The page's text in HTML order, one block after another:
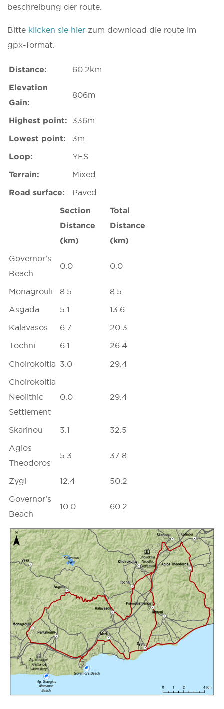
beschreibung der route.
Bitte klicken sie hier zum download die route im
gpx-format.
Distance:
60.2km
Elevation
Gain:
806m
Highest point:
336m
Lowest point:
3m
Loop:
YES
Terrain:
Mixed
Road surface:
Paved
Section
Distance
(km)
Total
Distance
(km)
Governor’s
Beach
0.0 0.0
Monagrouli 8.5
8.5
Asgada
5.1
13.6
Kalavasos
6.7
20.3
Tochni
6.1
26.4
Choirokoitia 3.0
29.4
Choirokoitia
Neolithic
Settlement
0.0 29.4
Skarinou 3.1
32.5
Agios
Theodoros
5.3 37.8
Zygi 12.4
50.2
Governor’s
Beach
10.0 60.2